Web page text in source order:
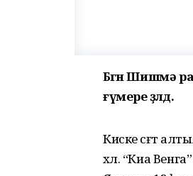
Бөгөн Шишмә
ғүмере өҙөлдө.
Киске сәғәт
хәл. “Киа